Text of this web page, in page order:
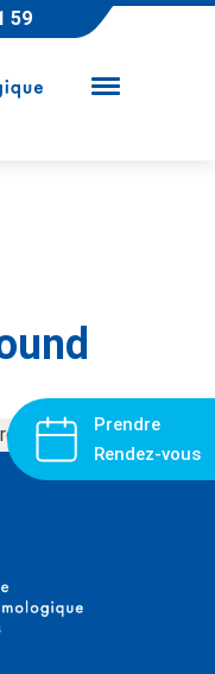
59
Prendre
Rendez-vous